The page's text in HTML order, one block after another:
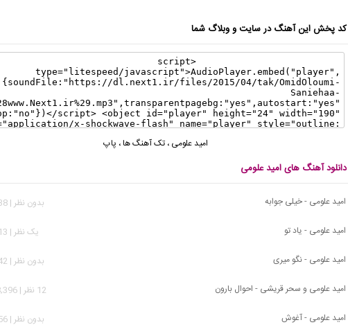
کد پخش این آهنگ در سایت و وبلاگ شما
امید علومی ،تک آهنگ ها، پاپ
دانلود آهنگ های امید علومی
امید علومی - خیلی جوابه
بدون نظر | 2,338 بازدید
امید علومی - یاد تو
يک نظر | 2,913 بازدید
امید علومی - نگو میری
بدون نظر | 2,242 بازدید
امید علومی و سحر قریشی - احوال بارون
12 نظر | 138,396 بازدید
امید علومی - آغوش
بدون نظر | 3,156 بازدید